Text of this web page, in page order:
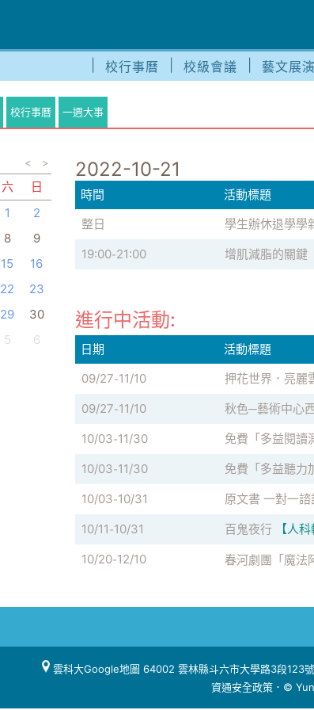
校行事曆 校級會議 藝文展演
校行事曆 一週大事
< >
六
日
1
2
8
9
15
16
22
23
29
30
5 6
2022-10-21
時間
活動標題
整日
學生辦休退學學
19:00-21:00 增肌減脂的關鍵
進行中活動:
日期
活動標題
09/27-11/10 押花世界．亮麗
09/27-11/10 秋色─藝術中心
10/03-11/30 免費「多益閱讀
10/03-11/30 免費「多益聽力
10/03-10/31 原文書 一對一諮
10/11-10/31 百鬼夜行
【人科
10/20-12/10 春河劇團「魔法
雲科大Google地圖 64002 雲林縣斗六市大學路3段
資通安全政策 ．©